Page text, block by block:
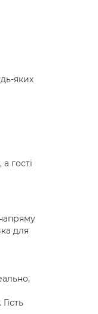
яких
гості
для